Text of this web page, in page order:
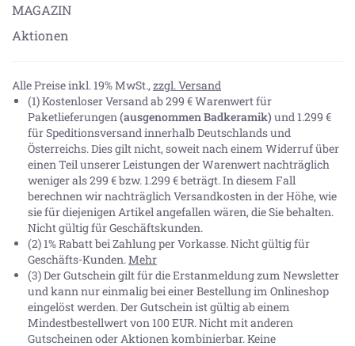
MAGAZIN
Aktionen
Alle Preise inkl. 19% MwSt., zzgl. Versand
(1) Kostenloser Versand ab 299 € Warenwert für
Paketlieferungen(ausgenommen Badkeramik) und 1.299 €
für Speditionsversand innerhalb Deutschlands und
Österreichs. Dies gilt nicht, soweit nach einem Widerruf über
einen Teil unserer Leistungen der Warenwert nachträglich
weniger als 299 € bzw. 1.299 € beträgt. In diesem Fall
berechnen wir nachträglich Versandkosten in der Höhe, wie
sie für diejenigen Artikel angefallen wären, die Sie behalten.
Nicht gültig für Geschäftskunden.
(2) 1% Rabatt bei Zahlung per Vorkasse. Nicht gültig für
Geschäfts-Kunden.Mehr
(3) Der Gutschein gilt für die Erstanmeldung zum Newsletter
und kann nur einmalig bei einer Bestellung im Onlineshop
eingelöst werden. Der Gutschein ist gültig ab einem
Mindestbestellwert von 100 EUR. Nicht mit anderen
Gutscheinen oder Aktionen kombinierbar. Keine